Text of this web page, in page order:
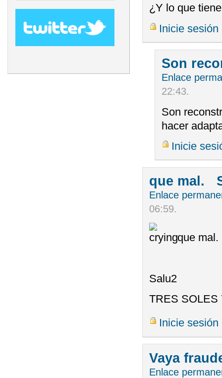
¿Y lo que
Inicie sesión
Son
Enlace
22:43.
Son
hacer
Inicie
que mal.
Enlace
06:59.
que mal.
Salu2
TRES SOLES
Inicie sesión
Vaya
Enlace